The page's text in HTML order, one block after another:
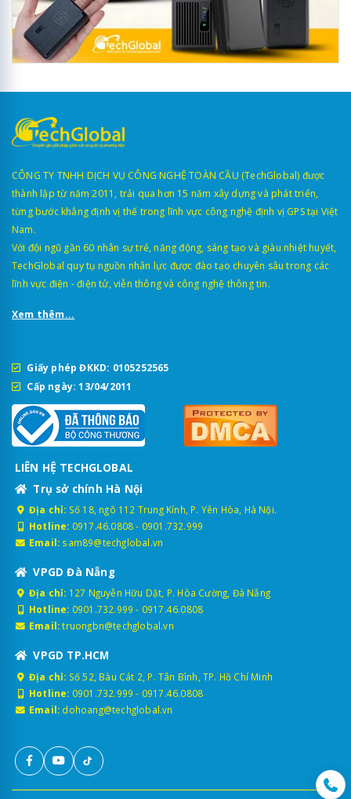
CÔNG TY TNHH DỊCH VỤ CÔNG NGHỆ TOÀN CẦU (TechGlobal) được
thành lập từ năm 2011, trải qua hơn 15 năm xây dựng và phát triển,
từng bước khẳng định vị thế trong lĩnh vực công nghệ định vị GPS tại Việt
Nam.
Với đội ngũ gần 60 nhân sự trẻ, năng động, sáng tạo và giàu nhiệt huyết,
TechGlobal quy tụ nguồn nhân lực được đào tạo chuyên sâu trong các
lĩnh vực điện - điện tử, viễn thông và công nghệ thông tin.
Xem thêm...
Giấy phép ĐKKD: 0105252565
Cấp ngày: 13/04/2011
LIÊN HỆ TECHGLOBAL
Trụ sở chính Hà Nội
Địa chỉ: Số 18, ngõ 112 Trung Kính, P. Yên Hòa, Hà Nội.
Hotline: 0917.46.0808- 0901.732.999
Email: sam89@techglobal.vn
VPGD Đà Nẵng
Địa chỉ: 127 Nguyễn Hữu Dật, P. Hòa Cường, Đà Nẵng
Hotline: 0901.732.999 - 0917.46.0808
Email: truongbn@techglobal.vn
VPGD TP.HCM
Địa chỉ: Số 52, Bàu Cát 2, P. Tân Bình, TP. Hồ Chí Minh
Hotline: 0901.732.999 - 0917.46.0808
Email: dohoang@techglobal.vn